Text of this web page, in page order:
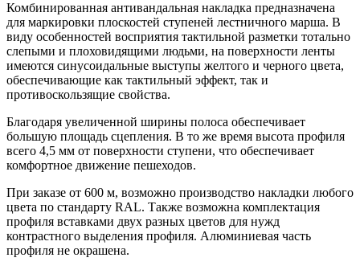
Комбинированная антивандальная накладка предназначена
для маркировки плоскостей ступеней лестничного марша. В
виду особенностей восприятия тактильной разметки тотально
слепыми и плоховидящими людьми, на поверхности ленты
имеются синусоидальные выступы желтого и черного цвета,
обеспечивающие как тактильный эффект, так и
противоскользящие свойства.
Благодаря увеличенной ширины полоса обеспечивает
большую площадь сцепления. В то же время высота профиля
всего 4,5 мм от поверхности ступени, что обеспечивает
комфортное движение пешеходов.
При заказе от 600 м, возможно производство накладки любого
цвета по стандарту RAL. Также возможна комплектация
профиля вставками двух разных цветов для нужд
контрастного выделения профиля. Алюминиевая часть
профиля не окрашена.